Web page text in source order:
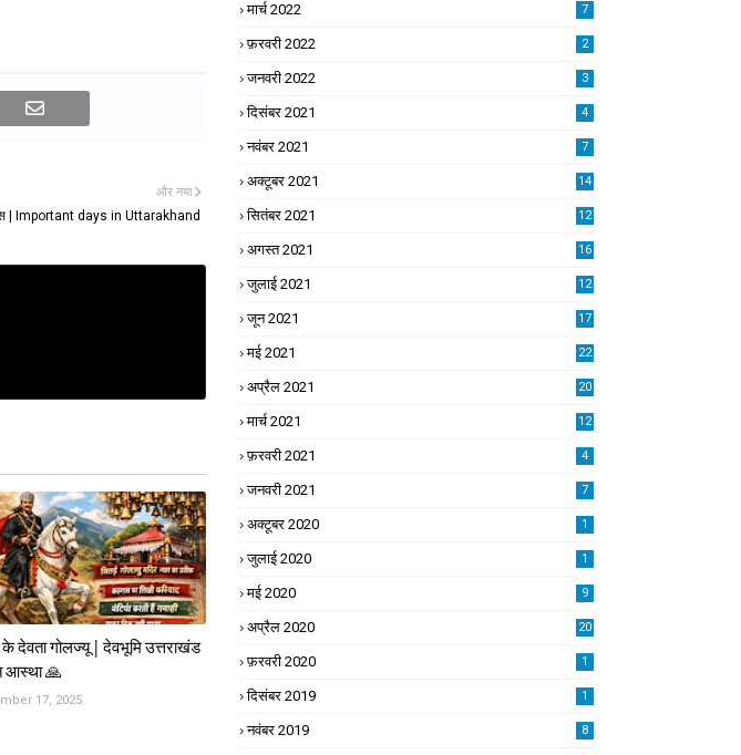
और नया
| Important days in Uttarakhand
के देवता गोलज्यू | देवभूमि उत्तराखंड
आस्था 🙏
17, 2025
मार्च 2022 7
फ़रवरी 2022 2
जनवरी 2022 3
दिसंबर 2021 4
नवंबर 2021 7
अक्टूबर 2021 14
सितंबर 2021 12
अगस्त 2021 16
जुलाई 2021 12
जून 2021 17
मई 2021 22
अप्रैल 2021 20
मार्च 2021 12
फ़रवरी 2021 4
जनवरी 2021 7
अक्टूबर 2020 1
जुलाई 2020 1
मई 2020 9
अप्रैल 2020 20
फ़रवरी 2020 1
दिसंबर 2019 1
नवंबर 2019 8